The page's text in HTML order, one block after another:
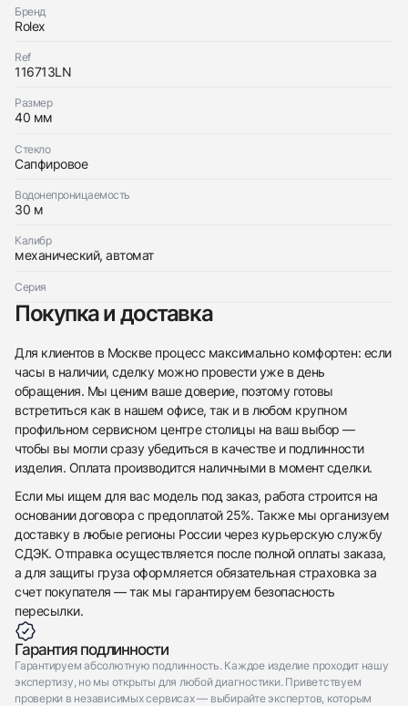
Бренд
Rolex
Ref
116713LN
Размер
40 мм
Стекло
Сапфировое
Водонепроницаемость
30 м
Калибр
механический, автомат
Серия
Покупка и доставка
Для клиентов в Москве процесс максимально комфортен: если
часы в наличии, сделку можно провести уже в день
обращения. Мы ценим ваше доверие, поэтому готовы
встретиться как в нашем офисе, так и в любом крупном
профильном сервисном центре столицы на ваш выбор —
чтобы вы могли сразу убедиться в качестве и подлинности
изделия. Оплата производится наличными в момент сделки.
Если мы ищем для вас модель под заказ, работа строится на
основании договора с предоплатой 25%. Также мы организуем
доставку в любые регионы России через курьерскую службу
СДЭК. Отправка осуществляется после полной оплаты заказа,
а для защиты груза оформляется обязательная страховка за
счет покупателя — так мы гарантируем безопасность
пересылки.
Гарантия подлинности
Гарантируем абсолютную подлинность. Каждое изделие проходит нашу
экспертизу, но мы открыты для любой диагностики. Приветствуем
проверки в независимых сервисах — выбирайте экспертов, которым
с вами